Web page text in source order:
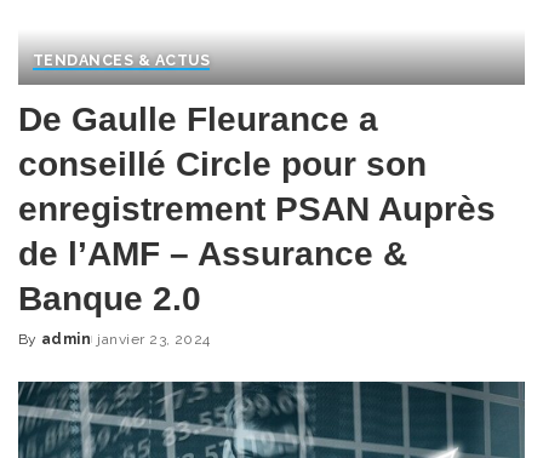
TENDANCES & ACTUS
De Gaulle Fleurance a
conseillé Circle pour son
enregistrement PSAN Auprès
de l’AMF – Assurance &
Banque 2.0
Posted
By admin janvier 23, 2024